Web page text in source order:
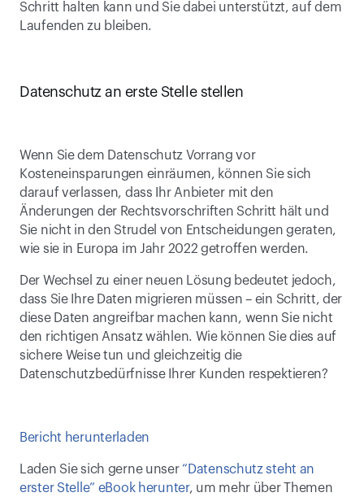
Schritt halten kann und Sie dabei unterstützt, auf dem
Laufenden zu bleiben.
Datenschutz an erste Stelle stellen
Wenn Sie dem Datenschutz Vorrang vor
Kosteneinsparungen einräumen, können Sie sich
darauf verlassen, dass Ihr Anbieter mit den
Änderungen der Rechtsvorschriften Schritt hält und
Sie nicht in den Strudel von Entscheidungen geraten,
wie sie in Europa im Jahr 2022 getroffen werden.
Der Wechsel zu einer neuen Lösung bedeutet jedoch,
dass Sie Ihre Daten migrieren müssen – ein Schritt, der
diese Daten angreifbar machen kann, wenn Sie nicht
den richtigen Ansatz wählen. Wie können Sie dies auf
sichere Weise tun und gleichzeitig die
Datenschutzbedürfnisse Ihrer Kunden respektieren?
Bericht herunterladen
Laden Sie sich gerne unser “Datenschutz steht an
erster Stelle” eBook herunter, um mehr über Themen